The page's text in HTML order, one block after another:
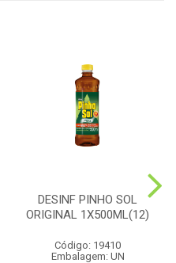
DESINF PINHO SOL
ORIGINAL 1X500ML(12)
Código: 19410
Embalagem: UN